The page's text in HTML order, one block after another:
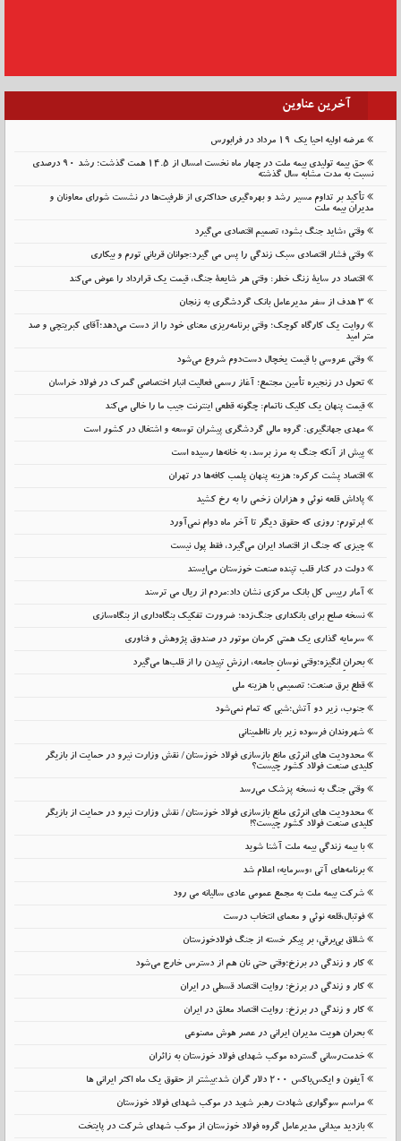
آخرین عناوین
عرضه اولیه احیا یک ۱۹ مرداد در فرابورس
حق بیمه تولیدی بیمه ملت در چهار ماه نخست امسال از 14.5 همت گذشت؛ رشد 90 درصدی
نسبت به مدت مشابه سال گذشته
تأکید بر تداوم مسیر رشد و بهره‌گیری حداکثری از ظرفیت‌ها در نشست شورای معاونان و
مدیران بیمه ملت
وقتی «شاید جنگ بشود» تصمیم اقتصادی می‌گیرد
وقتی فشار اقتصادی سبک زندگی را پس می گیرد:جوانان قربانی تورم و بیکاری
اقتصاد در سایهٔ زنگ خطر: وقتی هر شایعهٔ جنگ، قیمت یک قرارداد را عوض می‌کند
۳ هدف از سفر مدیرعامل بانک گردشگری به زنجان
روایت یک کارگاه کوچک؛ وقتی برنامه‌ریزی معنای خود را از دست می‌دهد؛آقای کبریتچی و صد
متر امید
وقتی عروسی با قیمت یخچال دست‌دوم شروع می‌شود
تحول در زنجیره تأمین مجتمع؛ آغاز رسمی فعالیت انبار اختصاصی گمرک در فولاد خراسان
قیمت پنهان یک کلیک ناتمام: چگونه قطعی اینترنت جیب ما را خالی می‌کند
مهدی جهانگیری: گروه مالی گردشگری پیشران توسعه و اشتغال در کشور است
پیش از آنکه جنگ به مرز برسد، به خانه‌ها رسیده است
اقتصاد پشت کرکره؛ هزینه پنهان پلمب کافه‌ها در تهران
پاداش قلعه نوئی و هزاران زخمی را به رخ کشید
ابرتورم؛ روزی که حقوق دیگر تا آخر ماه دوام نمی‌آورد
چیزی که جنگ از اقتصاد ایران می‌گیرد، فقط پول نیست
دولت در کنار قلب تپنده صنعت خوزستان می‌ایستد
آمار رییس کل بانک مرکزی نشان داد:مردم از ریال می ترسند
نسخه صلح برای بانکداری جنگ‌زده؛ ضرورت تفکیک بنگاه‌داری از بنگاه‌سازی
سرمایه گذاری یک همتی کرمان موتور در صندوق پژوهش و فناوری
بحرانِ انگیزه؛وقتی نوسانِ جامعه، ارزشِ تپیدن را از قلب‌ها می‌گیرد
قطع برق صنعت؛ تصمیمی با هزینه ملی
جنوب، زیر دو آتش؛شبی که تمام نمی‌شود
شهروندان فرسوده زیر بار نااطمینانی
محدودیت های انرژی مانع بازسازی فولاد خوزستان/ نقش وزارت نیرو در حمایت از بازیگر
کلیدی صنعت فولاد کشور چیست؟
وقتی جنگ به نسخه پزشک می‌رسد
محدودیت های انرژی مانع بازسازی فولاد خوزستان/ نقش وزارت نیرو در حمایت از بازیگر
کلیدی صنعت فولاد کشور چیست؟!
با بیمه زندگی بیمه ملت آشنا شوید
برنامه‌های آتی «وسرمایه» اعلام شد
شرکت بیمه ملت به مجمع عمومی عادی سالیانه می رود
فوتبال،قلعه نوئی و معمای انتخاب درست
شلاق‌ بی‌برقی، بر پیکر خسته‌ از جنگ فولادخوزستان
کار و زندگی در برزخ؛وقتی حتی نان هم از دسترس خارج می‌شود
کار و زندگی در برزخ؛ روایت اقتصاد قسطی در ایران
کار و زندگی در برزخ: روایت اقتصاد معلق در ایران
بحران هویت مدیران ایرانی در عصر هوش مصنوعی
خدمت‌رسانی گسترده موکب شهدای فولاد خوزستان به زائران
آیفون و ایکس‌باکس ۲۰۰ دلار گران شد؛بیشتر از حقوق یک ماه اکثر ایرانی ها
مراسم سوگواری شهادت رهبر شهید در موکب شهدای فولاد خوزستان
بازدید میدانی مدیرعامل گروه فولاد خوزستان از موکب شهدای شرکت در پایتخت